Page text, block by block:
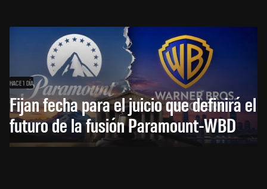
HACE 1 DÍA
Fijan fecha para el juicio que definirá el
futuro de la fusión Paramount-WBD